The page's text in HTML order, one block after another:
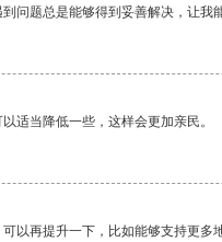
问题总是能够得到妥善解决，让我
适当降低一些，这样会更加亲民。
以再提升一下，比如能够支持更多